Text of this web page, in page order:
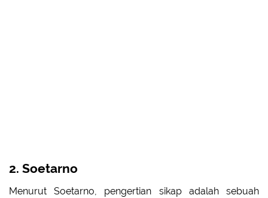
2. Soetarno
Menurut Soetarno, pengertian sikap adalah sebuah